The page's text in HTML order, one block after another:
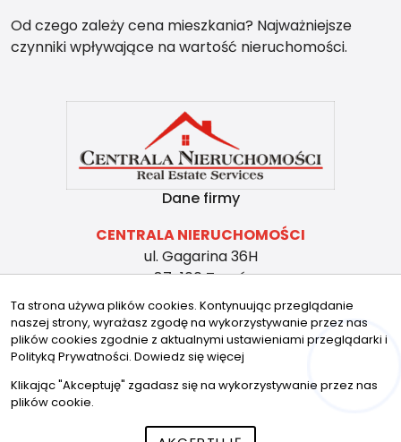
Od czego zależy cena mieszkania? Najważniejsze
czynniki wpływające na wartość nieruchomości.
Dane firmy
CENTRALA NIERUCHOMOŚCI
ul. Gagarina 36H
87-100 Toruń
(56) 307 00 00
biuro@centralanieruchomosci.pl
Znajdziesz nas tu
Ta strona używa plików cookies. Kontynuując przeglądanie
naszej strony, wyrażasz zgodę na wykorzystywanie przez nas
plików cookies zgodnie z aktualnymi ustawieniami przeglądarki i
Polityką Prywatności. Dowiedz się więcej
Klikając "Akceptuję" zgadasz się na wykorzystywanie przez nas
plików cookie.
Hej! Chętnie Ci pomogę